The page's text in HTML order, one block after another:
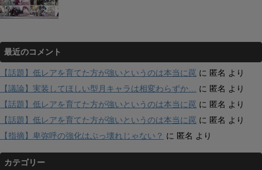
最近のコメント
【話題】低レアを育てた方が強いというのは本当に罠 に 匿名 より
【議論】実装してほしい型月キャラは相変わらずか…
に 匿名 より
【話題】低レアを育てた方が強いというのは本当に罠 に 匿名 より
【話題】低レアを育てた方が強いというのは本当に罠 に 匿名 より
【指摘】卑弥呼の強化はぶっ壊れじゃない？ に 匿名 より
カテゴリー